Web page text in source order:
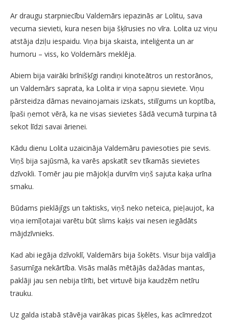
Ar draugu starpniecību Valdemārs iepazinās ar Lolitu, sava
vecuma sievieti, kura nesen bija šķīrusies no vīra. Lolita uz viņu
atstāja dziļu iespaidu. Viņa bija skaista, inteliģenta un ar
humoru – viss, ko Voldemārs meklēja.
Abiem bija vairāki brīnišķīgi randiņi kinoteātros un restorānos,
un Valdemārs saprata, ka Lolita ir viņa sapņu sieviete. Viņu
pārsteidza dāmas nevainojamais izskats, stilīgums un koptība,
īpaši ņemot vērā, ka ne visas sievietes šādā vecumā turpina tā
sekot līdzi savai ārienei.
Kādu dienu Lolita uzaicināja Valdemāru paviesoties pie sevis.
Viņš bija sajūsmā, ka varēs apskatīt sev tīkamās sievietes
dzīvokli. Tomēr jau pie mājokļa durvīm viņš sajuta kaķa urīna
smaku.
Būdams pieklājīgs un taktisks, viņš neko neteica, pieļaujot, ka
viņa iemīļotajai varētu būt slims kaķis vai nesen iegādāts
mājdzīvnieks.
Kad abi iegāja dzīvoklī, Valdemārs bija šokēts. Visur bija valdīja
šasumīga nekārtība. Visās malās mētājās dažādas mantas,
paklāji jau sen nebija tīrīti, bet virtuvē bija kaudzēm netīru
trauku.
Uz galda istabā stāvēja vairākas picas šķēles, kas acīmredzot